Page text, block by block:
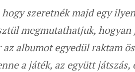
szeretnék majd egy
megmutathatjuk, hogyan
albumot egyedül raktam
a játék, az együtt játszás,